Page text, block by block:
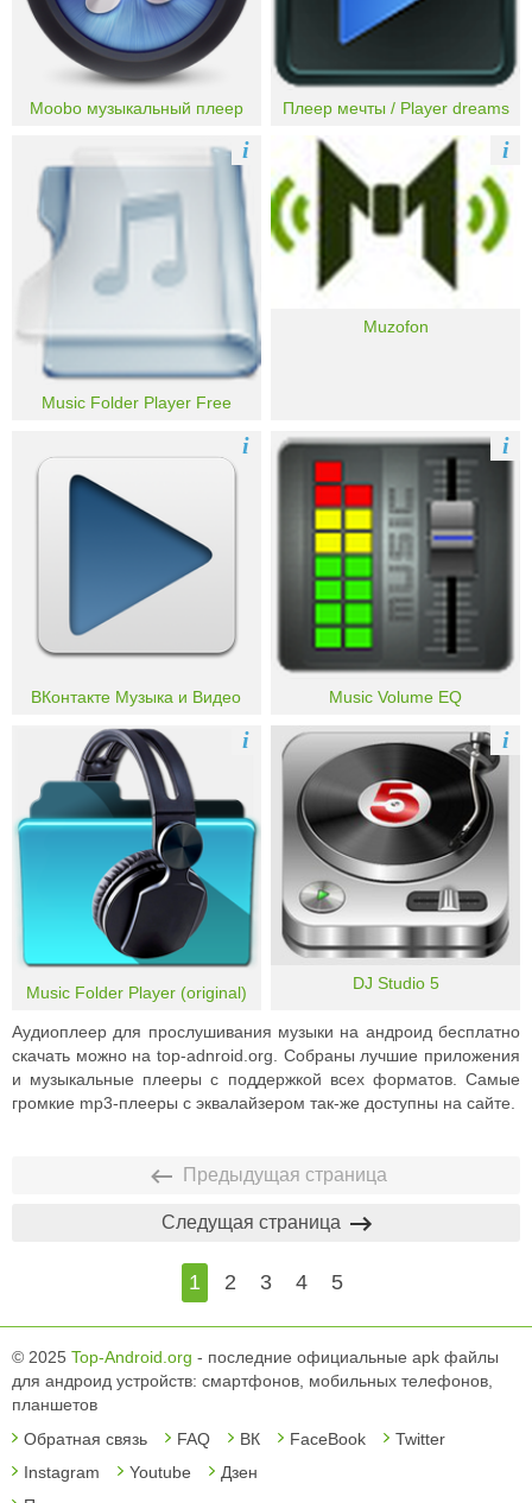
Moobo музыкальный плеер Плеер мечты / Player dreams
Music Folder Player Free
i
Muzofon
i
ВКонтакте Музыка и Видео
i
Music Volume EQ
i
Music Folder Player (original)
i
DJ Studio 5
i
Аудиоплеер для прослушивания музыки на андроид бесплатно
скачать можно на top-adnroid.org. Собраны лучшие приложения
и музыкальные плееры с поддержкой всех форматов. Самые
громкие mp3-плееры с эквалайзером так-же доступны на сайте.
Предыдущая страница
1 2 3 4 5
Следущая страница
© 2025 Top-Android.org - последние официальные apk файлы
для андроид устройств: смартфонов, мобильных телефонов,
планшетов
Обратная связь
FAQ ВК FaceBook
Twitter
Instagram
Youtube
Дзен